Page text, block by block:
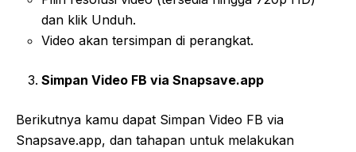
dan klik Unduh.
Video akan tersimpan di perangkat.
Simpan Video FB via Snapsave.app
Berikutnya kamu dapat Simpan Video FB via
Snapsave.app, dan tahapan untuk melakukan